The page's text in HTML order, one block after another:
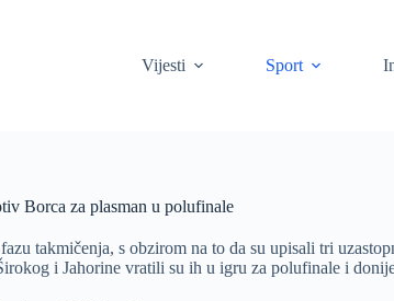
Vijesti
Sport
Borca za plasman u polufinale
takmičenja, s obzirom na to da su upisali tri
i Jahorine vratili su ih u igru za polufinale i